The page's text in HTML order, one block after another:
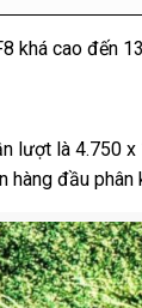
khá cao đến
lượt là 4.750
đầu phân